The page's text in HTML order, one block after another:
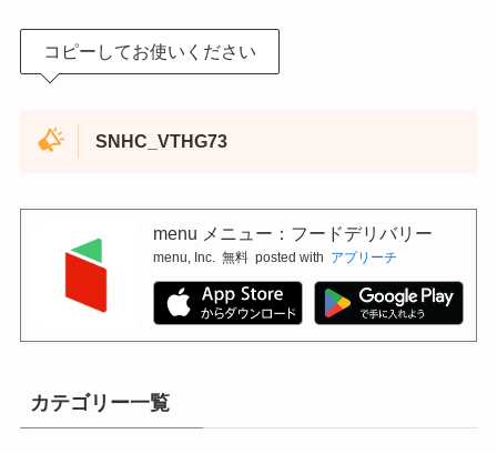
コピーしてお使いください
SNHC_VTHG73
menu メニュー：フードデリバリー
menu, Inc. 無料 posted with アプリーチ
カテゴリー一覧